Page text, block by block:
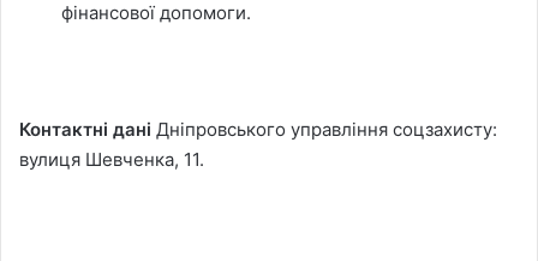
фінансової допомоги.
Контактні дані Дніпровського управління соцзахисту:
вулиця Шевченка, 11.